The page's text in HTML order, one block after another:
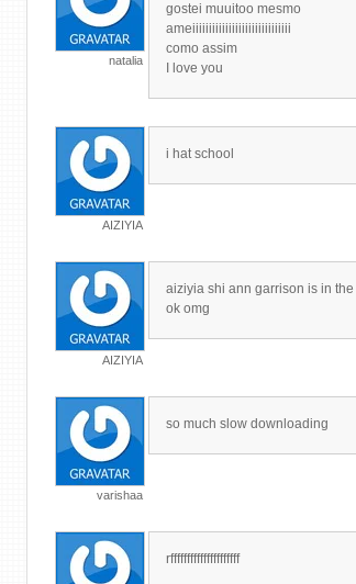
natalia
gostei muuitoo mesmo
ameiiiiiiiiiiiiiiiiiiiiiiiiiiiiii
como assim
I love you
AIZIYIA
i hat school
AIZIYIA
aiziyia shi ann garrison is in the
ok omg
varishaa
so much slow downloading
rfffffffffffffffffffff